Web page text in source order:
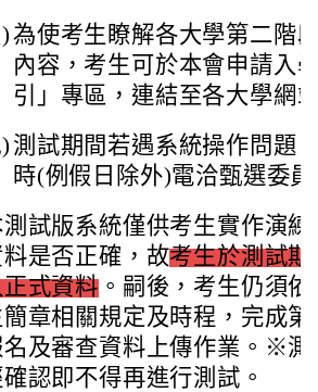
為使考生瞭解各大學第二階
內容，考生可於本會申請入
引」專區，連結至各大學網
測試期間若遇系統操作問題
時(例假日除外)電洽甄選委
測試版系統僅供考生實作演
料是否正確，故考生於測試
式資料 。嗣後，考生仍須
簡章相關規定及時程，完成
名及審查資料上傳作業。※
認即不得再進行測試。